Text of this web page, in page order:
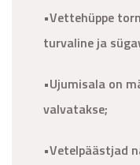
•Vettehüppe
turvaline ja
•Ujumisala on
valvatakse;
•Vetelpäästjad